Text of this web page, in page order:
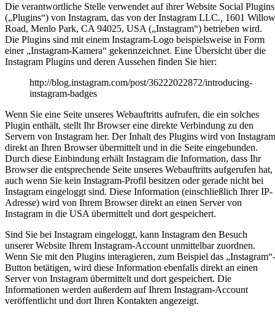
Die verantwortliche Stelle verwendet auf ihrer Website Social Plugins
(„Plugins“) von Instagram, das von der Instagram LLC., 1601 Willow
Road, Menlo Park, CA 94025, USA („Instagram“) betrieben wird.
Die Plugins sind mit einem Instagram-Logo beispielsweise in Form
einer „Instagram-Kamera“ gekennzeichnet. Eine Übersicht über die
Instagram Plugins und deren Aussehen finden Sie hier:
http://blog.instagram.com/post/36222022872/introducing-
instagram-badges
Wenn Sie eine Seite unseres Webauftritts aufrufen, die ein solches
Plugin enthält, stellt Ihr Browser eine direkte Verbindung zu den
Servern von Instagram her. Der Inhalt des Plugins wird von Instagram
direkt an Ihren Browser übermittelt und in die Seite eingebunden.
Durch diese Einbindung erhält Instagram die Information, dass Ihr
Browser die entsprechende Seite unseres Webauftritts aufgerufen hat,
auch wenn Sie kein Instagram-Profil besitzen oder gerade nicht bei
Instagram eingeloggt sind. Diese Information (einschließlich Ihrer IP-
Adresse) wird von Ihrem Browser direkt an einen Server von
Instagram in die USA übermittelt und dort gespeichert.
Sind Sie bei Instagram eingeloggt, kann Instagram den Besuch
unserer Website Ihrem Instagram-Account unmittelbar zuordnen.
Wenn Sie mit den Plugins interagieren, zum Beispiel das „Instagram“-
Button betätigen, wird diese Information ebenfalls direkt an einen
Server von Instagram übermittelt und dort gespeichert. Die
Informationen werden außerdem auf Ihrem Instagram-Account
veröffentlicht und dort Ihren Kontakten angezeigt.